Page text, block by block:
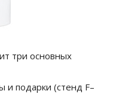
три основных
и подарки (стенд F–